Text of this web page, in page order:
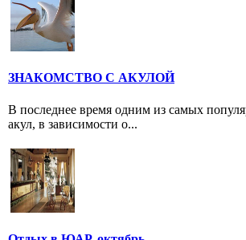
ЗНАКОМСТВО С АКУЛОЙ
В последнее время одним из самых
акул, в зависимости о...